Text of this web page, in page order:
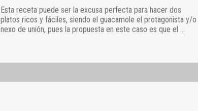
Esta receta puede ser la excusa perfecta para hacer dos
platos ricos y fáciles, siendo el guacamole el protagonista y/o
nexo de unión, pues la propuesta en este caso es que el …